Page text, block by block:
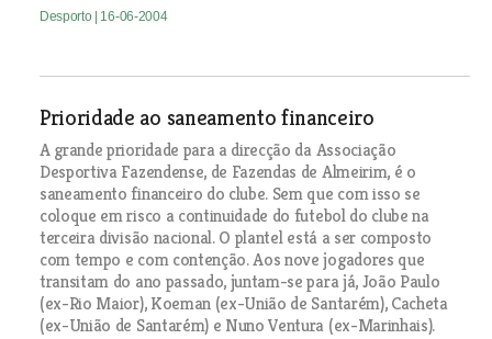
Desporto | 16-06-2004
Prioridade ao saneamento financeiro
A grande prioridade para a direcção da Associação
Desportiva Fazendense, de Fazendas de Almeirim, é o
saneamento financeiro do clube. Sem que com isso se
coloque em risco a continuidade do futebol do clube na
terceira divisão nacional. O plantel está a ser composto
com tempo e com contenção. Aos nove jogadores que
transitam do ano passado, juntam-se para já, João Paulo
(ex-Rio Maior), Koeman (ex-União de Santarém), Cacheta
(ex-União de Santarém) e Nuno Ventura (ex-Marinhais).